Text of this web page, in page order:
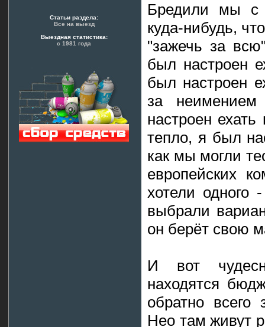
Статьи раздела:
Все на выезд
Выездная статистика:
с 1981 года
Бредили мы с
куда-нибудь,
"зажечь за
был настроен
был настроен
за
настроен
тепло, я был
как мы могли
европейских
хотели одного
выбрали
он берёт свою
И вот
находятся
обратно всего
Нео там живут